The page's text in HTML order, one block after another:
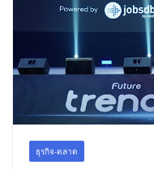
ธุรกิจ-ตลาด